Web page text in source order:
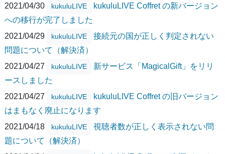
2021/04/30
kukuluLIVE
kukuluLIVE Coffret の新バージョン
への移行が完了しました
2021/04/29
kukuluLIVE
接続元の国が正しく判定されない
問題について（解決済）
2021/04/27
kukuluLIVE
新サービス「MagicalGift」をリリ
ースしました
2021/04/27
kukuluLIVE
kukuluLIVE Coffret の旧バージョン
はまもなく廃止になります
2021/04/18
kukuluLIVE
視聴者数が正しく表示されない問
題について（解決済）